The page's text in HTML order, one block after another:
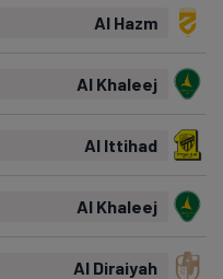
Al Hazm
Al Khaleej
Al Ittihad
Al Khaleej
Al Diraiyah